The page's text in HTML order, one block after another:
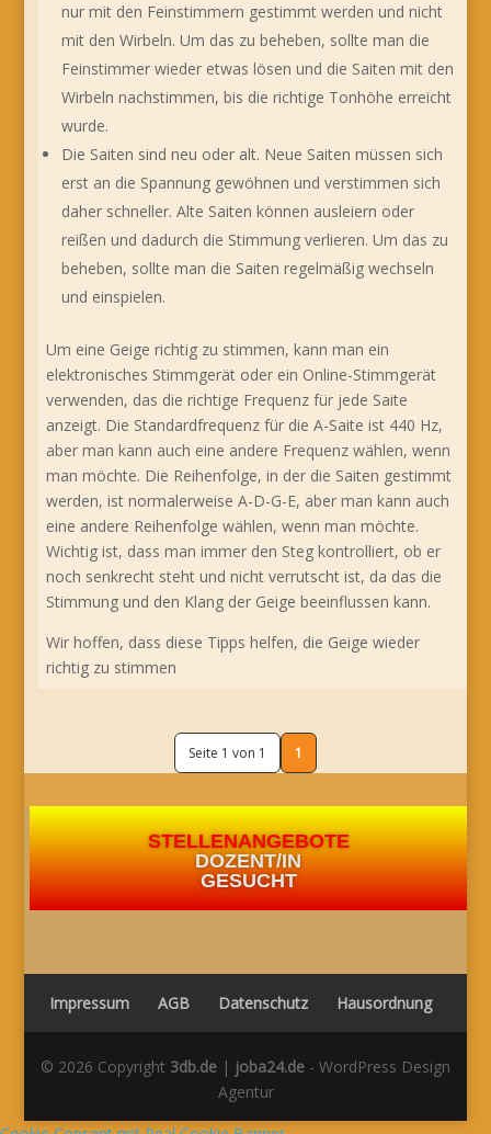
nur mit den Feinstimmern gestimmt werden und nicht
mit den Wirbeln. Um das zu beheben, sollte man die
Feinstimmer wieder etwas lösen und die Saiten mit den
Wirbeln nachstimmen, bis die richtige Tonhöhe erreicht
wurde.
Die Saiten sind neu oder alt. Neue Saiten müssen sich
erst an die Spannung gewöhnen und verstimmen sich
daher schneller. Alte Saiten können ausleiern oder
reißen und dadurch die Stimmung verlieren. Um das zu
beheben, sollte man die Saiten regelmäßig wechseln
und einspielen.
Um eine Geige richtig zu stimmen, kann man ein
elektronisches Stimmgerät oder ein Online-Stimmgerät
verwenden, das die richtige Frequenz für jede Saite
anzeigt. Die Standardfrequenz für die A-Saite ist 440 Hz,
aber man kann auch eine andere Frequenz wählen, wenn
man möchte. Die Reihenfolge, in der die Saiten gestimmt
werden, ist normalerweise A-D-G-E, aber man kann auch
eine andere Reihenfolge wählen, wenn man möchte.
Wichtig ist, dass man immer den Steg kontrolliert, ob er
noch senkrecht steht und nicht verrutscht ist, da das die
Stimmung und den Klang der Geige beeinflussen kann.
Wir hoffen, dass diese Tipps helfen, die Geige wieder
richtig zu stimmen
Seite 1 von 1 1
STELLENANGEBOTE
DOZENT/IN
GESUCHT
Impressum AGB Datenschutz Hausordnung
© 2026 Copyright 3db.de | joba24.de - WordPress Design
Agentur